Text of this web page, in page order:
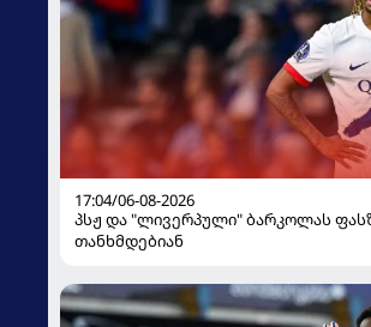
17:04/06-08-2026
პსჟ და "ლივერპული" ბარკოლას
თანხმდებიან